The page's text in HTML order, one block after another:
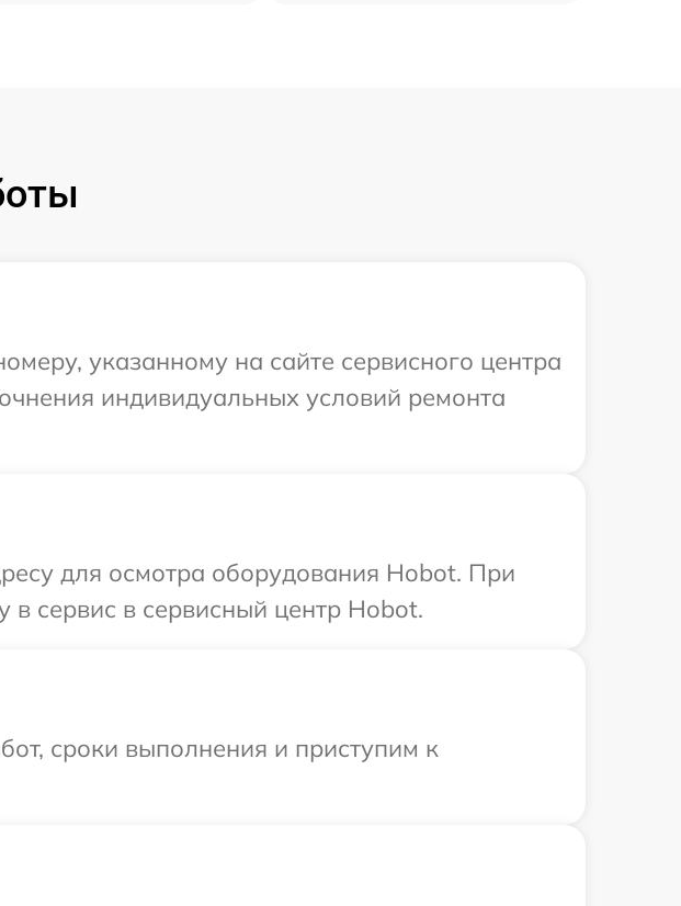
указанному на сайте сервисного центра
индивидуальных условий ремонта
для осмотра оборудования Hobot. При
в сервис в сервисный центр Hobot.
сроки выполнения и приступим к